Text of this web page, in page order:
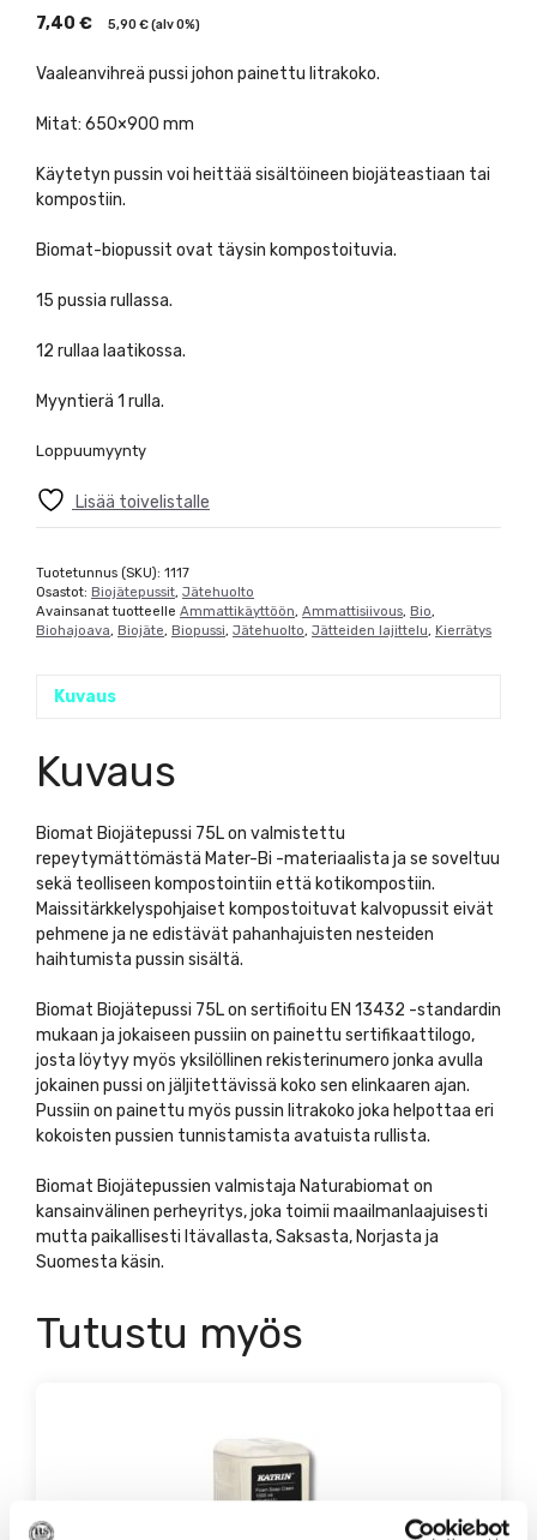
7,40 € 5,90€(alv 0%)
Vaaleanvihreä pussi johon painettu litrakoko.
Mitat: 650×900 mm
Käytetyn pussin voi heittää sisältöineen biojäteastiaan tai
kompostiin.
Biomat-biopussit ovat täysin kompostoituvia.
15 pussia rullassa.
12 rullaa laatikossa.
Myyntierä 1 rulla.
Loppuumyynty
Lisää toivelistalle
Tuotetunnus (SKU): 1117
Osastot: Biojätepussit, Jätehuolto
Avainsanat tuotteelle Ammattikäyttöön, Ammattisiivous, Bio,
Biohajoava, Biojäte, Biopussi, Jätehuolto, Jätteiden lajittelu, Kierrätys
Kuvaus
Kuvaus
Biomat Biojätepussi 75L on valmistettu
repeytymättömästä Mater-Bi -materiaalista ja se soveltuu
sekä teolliseen kompostointiin että kotikompostiin.
Maissitärkkelyspohjaiset kompostoituvat kalvopussit eivät
pehmene ja ne edistävät pahanhajuisten nesteiden
haihtumista pussin sisältä.
Biomat Biojätepussi 75L on sertifioitu EN 13432 -standardin
mukaan ja jokaiseen pussiin on painettu sertifikaattilogo,
josta löytyy myös yksilöllinen rekisterinumero jonka avulla
jokainen pussi on jäljitettävissä koko sen elinkaaren ajan.
Pussiin on painettu myös pussin litrakoko joka helpottaa eri
kokoisten pussien tunnistamista avatuista rullista.
Biomat Biojätepussien valmistaja Naturabiomat on
kansainvälinen perheyritys, joka toimii maailmanlaajuisesti
mutta paikallisesti Itävallasta, Saksasta, Norjasta ja
Suomesta käsin.
Tutustu myös